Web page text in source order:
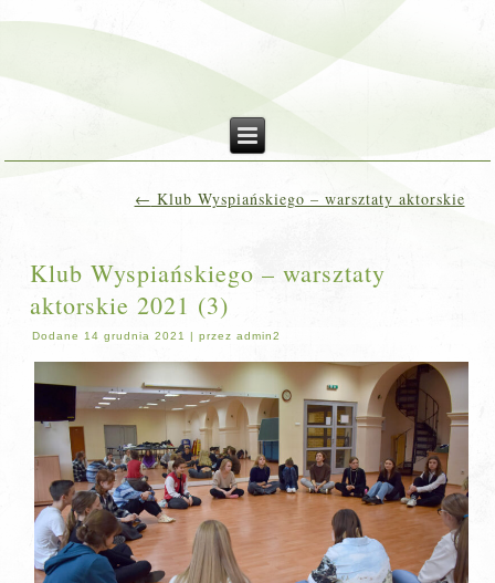
← Klub Wyspiańskiego – warsztaty aktorskie
Klub Wyspiańskiego – warsztaty
aktorskie 2021 (3)
Dodane 14 grudnia 2021 |przez admin2